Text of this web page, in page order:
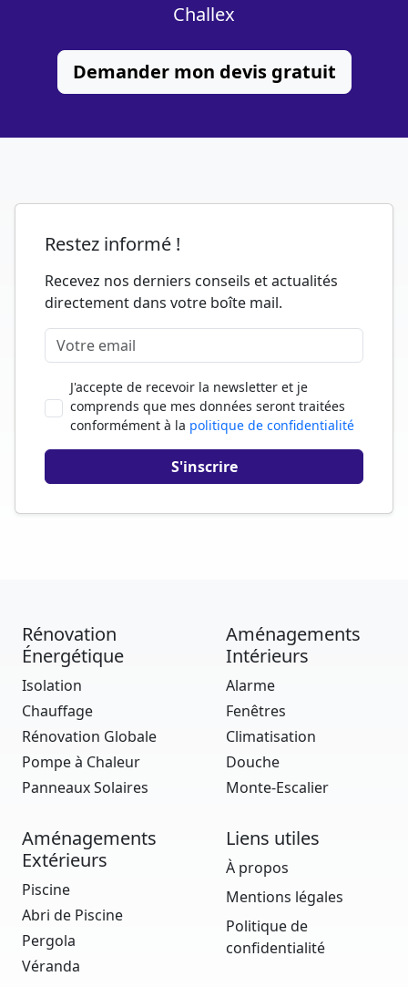
Challex
Demander mon devis gratuit
Restez informé !
Recevez nos derniers conseils et actualités
directement dans votre boîte mail.
J'accepte de recevoir la newsletter et je
comprends que mes données seront traitées
conformément à la politique de confidentialité
Rénovation
Énergétique
Isolation
Chauffage
Rénovation Globale
Pompe à Chaleur
Panneaux Solaires
Aménagements
Intérieurs
Alarme
Fenêtres
Climatisation
Douche
Monte-Escalier
Aménagements
Extérieurs
Piscine
Abri de Piscine
Pergola
Véranda
Liens utiles
À propos
Mentions légales
Politique de
confidentialité